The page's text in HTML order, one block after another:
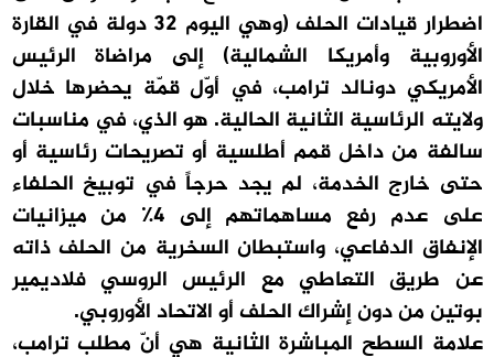
اضطرار قيادات الحلف (وهي اليوم 32 دولة في القارة
الأوروبية وأمريكا الشمالية) إلى مراضاة الرئيس
الأمريكي دونالد ترامب، في أوّل قمّة يحضرها خلال
ولايته الرئاسية الثانية الحالية. هو الذي، في مناسبات
سالفة من داخل قمم أطلسية أو تصريحات رئاسية أو
حتى خارج الخدمة، لم يجد حرجاً في توبيخ الحلفاء
على عدم رفع مساهماتهم إلى 4٪ من ميزانيات
الإنفاق الدفاعي، واستبطان السخرية من الحلف ذاته
عن طريق التعاطي مع الرئيس الروسي فلاديمير
بوتين من دون إشراك الحلف أو الاتحاد الأوروبي.
علامة السطح المباشرة الثانية هي أنّ مطلب ترامب،